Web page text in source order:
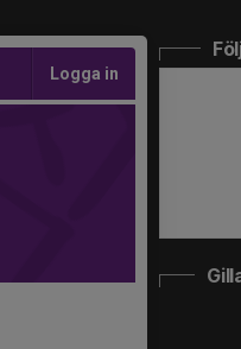
Logga in